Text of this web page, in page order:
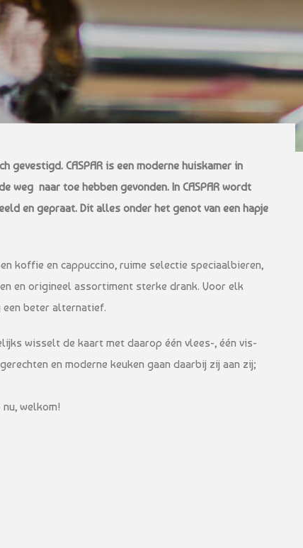
gevestigd. CASPAR is een moderne huiskamer in
weg naar toe hebben gevonden. In CASPAR wordt
en gepraat. Dit alles onder het genot van een hapje
koffie en cappuccino, ruime selectie speciaalbieren,
en origineel assortiment sterke drank. Voor elk
een beter alternatief.
wisselt de kaart met daarop één vlees-, één vis-
en moderne keuken gaan daarbij zij aan zij;
welkom!